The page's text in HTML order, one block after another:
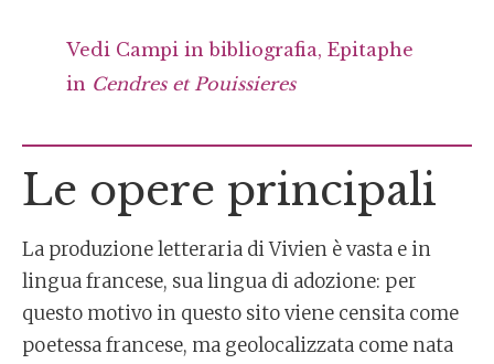
Vedi Campi in bibliografia, Epitaphe
in Cendres et Pouissieres
Le opere principali
La produzione letteraria di Vivien è vasta e in
lingua francese, sua lingua di adozione: per
questo motivo in questo sito viene censita come
poetessa francese, ma geolocalizzata come nata